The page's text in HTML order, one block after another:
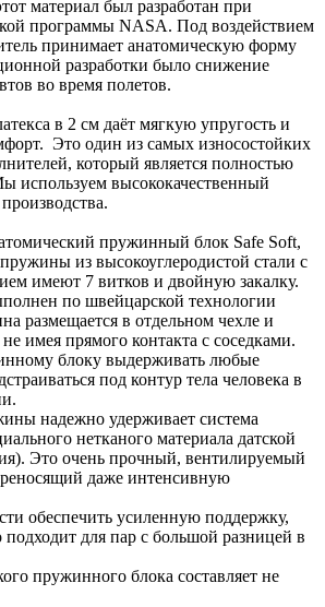
материал был разработан при
программы NASA. Под воздействием
принимает анатомическую форму
разработки было снижение
во время полетов.
в 2 см даёт мягкую упругость и
Это один из самых износостойких
который является полностью
используем высококачественный
пружинный блок Safe Soft,
из высокоуглеродистой стали с
имеют 7 витков и двойную закалку.
по швейцарской технологии
размещается в отдельном чехле и
имея прямого контакта с соседками.
блоку выдерживать любые
под контур тела человека в
надежно удерживает система
нетканого материала датской
Это очень прочный, вентилируемый
даже интенсивную
обеспечить усиленную поддержку,
подходит для пар с большой разницей в
пружинного блока составляет не